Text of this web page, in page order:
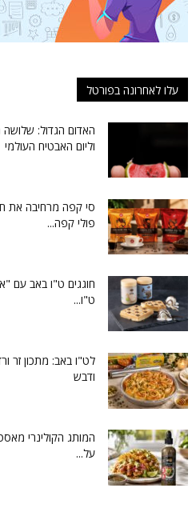
עלו לאחרונה בפורטל
האדום הגדול: שלושה
וליום האבטיח העולמי
סי קפה מרחיבה את
פולי קפה...
חוגגים ט"ו באב עם
ט"ו...
לט"ו באב: מתכון זר
ודבש
המותג הקולינרי
על...